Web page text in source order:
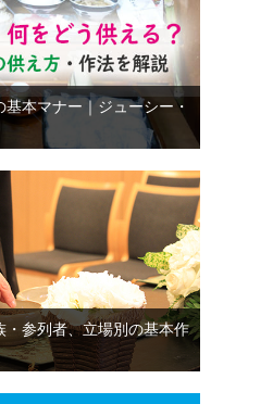
本マナー｜ジューシー・
・参列者、立場別の基本作